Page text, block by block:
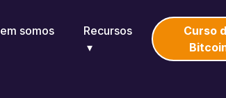
somos Recursos
Curso